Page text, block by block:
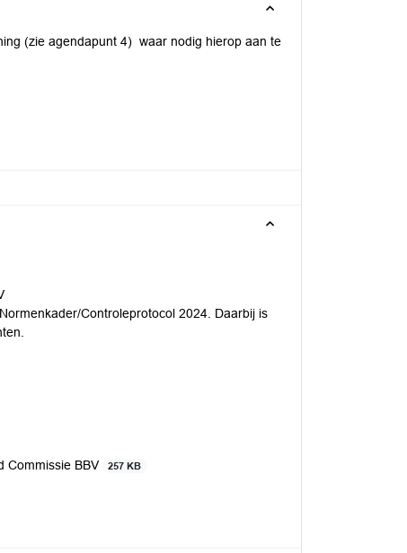
(zie agendapunt 4) waar nodig hierop aan te
Controleprotocol 2024. Daarbij is
Commissie BBV 257 KB